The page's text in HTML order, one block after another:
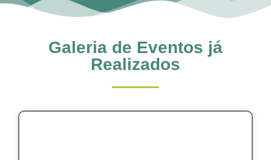
Galeria de Eventos já
Realizados